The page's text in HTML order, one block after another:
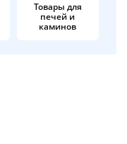
Товары для
печей и
каминов